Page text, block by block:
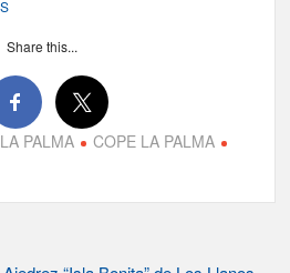
Share this...
PALMA
COPE LA PALMA